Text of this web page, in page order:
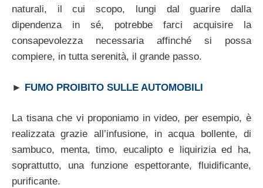
naturali, il cui scopo, lungi dal guarire dalla
dipendenza in sé, potrebbe farci acquisire la
consapevolezza necessaria affinché si possa
compiere, in tutta serenità, il grande passo.
► FUMO PROIBITO SULLE AUTOMOBILI
La tisana che vi proponiamo in video, per esempio, è
realizzata grazie all’infusione, in acqua bollente, di
sambuco, menta, timo, eucalipto e liquirizia ed ha,
soprattutto, una funzione espettorante, fluidificante,
purificante.